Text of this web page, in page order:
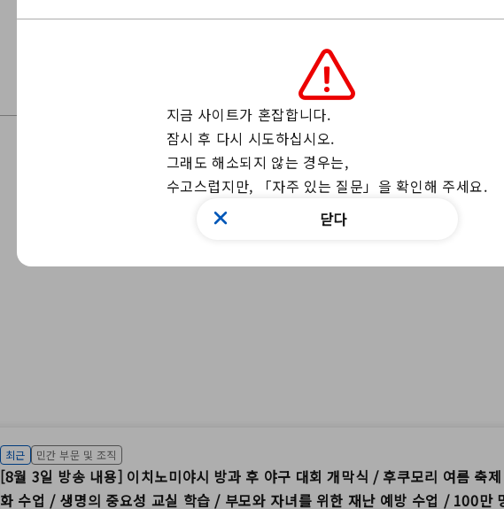
뉴스 찾기
최근 민간 부문 및 조직
[8월 3일 방송 내용] 이치노미야시 방과 후 야구 대회 개막식 / 후쿠모리 여름 축
화 수업 / 생명의 중요성 교실 학습 / 부모와 자녀를 위한 재난 예방 수업 / 100만
지금 사이트가 혼잡합니다.
잠시 후 다시 시도하십시오.
그래도 해소되지 않는 경우는,
수고스럽지만, 「자주 있는 질문」을 확인해 주세요.
닫다